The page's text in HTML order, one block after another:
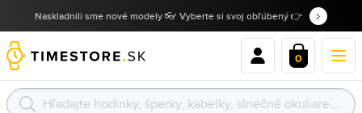
Naskladnili sme nové modely 👓 Vyberte si svoj obľúbený 👉
0